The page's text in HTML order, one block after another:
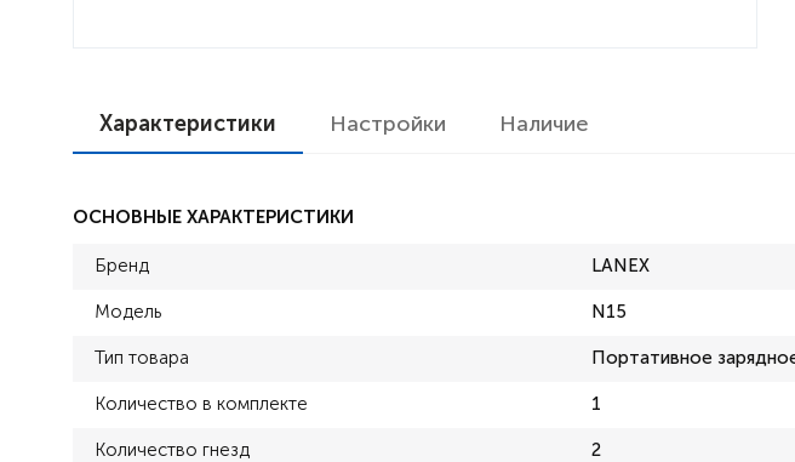
Характеристики Настройки Наличие
ОСНОВНЫЕ ХАРАКТЕРИСТИКИ
Бренд LANEX
Модель N15
Тип товара Портативное
Количество в комплекте 1
Количество гнезд 2